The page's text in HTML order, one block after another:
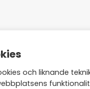
och liknande